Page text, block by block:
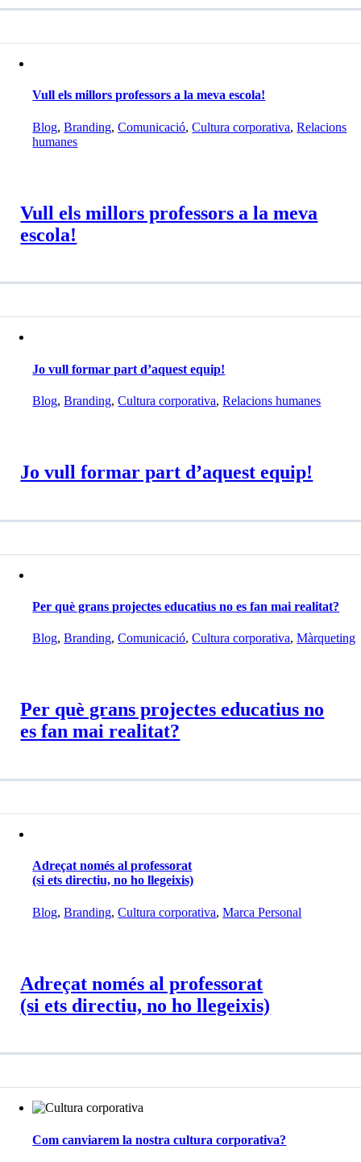
Vull els millors professors a la meva escola!
Blog,Branding,Comunicació,Cultura corporativa,Relacions
humanes
Vull els millors professors a la meva
escola!
Jo vull formar part d’aquest equip!
Blog,Branding,Cultura corporativa,Relacions humanes
Jo vull formar part d’aquest equip!
Per què grans projectes educatius no es fan mai realitat?
Blog,Branding,Comunicació,Cultura corporativa,Màrqueting
Per què grans projectes educatius no
es fan mai realitat?
Adreçat només al professorat
(si ets directiu, no ho llegeixis)
Blog,Branding,Cultura corporativa,Marca Personal
Adreçat només al professorat
(si ets directiu, no ho llegeixis)
Com canviarem la nostra cultura corporativa?